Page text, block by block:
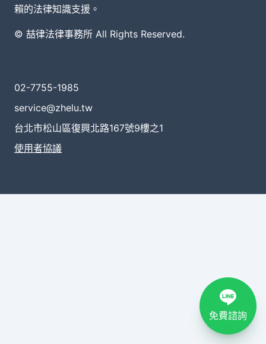
賴的法律知識支援。
© 喆律法律事務所 All Rights Reserved.
02-7755-1985
service@zhelu.tw
台北市松山區復興北路167號9樓之1
使用者協議
免費諮詢